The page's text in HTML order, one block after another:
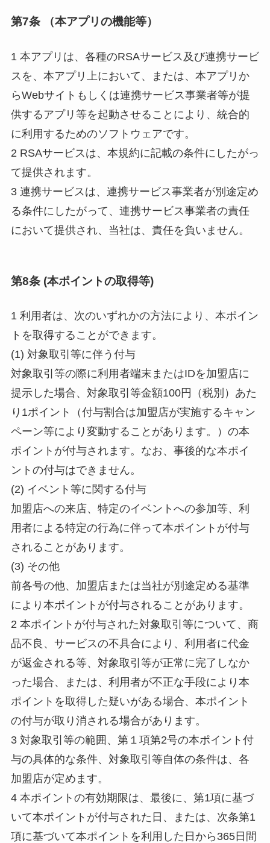
第7条 （本アプリの機能等）
1 本アプリは、各種のRSAサービス及び連携サービ
スを、本アプリ上において、または、本アプリか
らWebサイトもしくは連携サービス事業者等が提
供するアプリ等を起動させることにより、統合的
に利用するためのソフトウェアです。
2 RSAサービスは、本規約に記載の条件にしたがっ
て提供されます。
3 連携サービスは、連携サービス事業者が別途定め
る条件にしたがって、連携サービス事業者の責任
において提供され、当社は、責任を負いません。
第8条 (本ポイントの取得等)
1 利用者は、次のいずれかの方法により、本ポイン
トを取得することができます。
(1) 対象取引等に伴う付与
対象取引等の際に利用者端末またはIDを加盟店に
提示した場合、対象取引等金額100円（税別）あた
り1ポイント（付与割合は加盟店が実施するキャン
ペーン等により変動することがあります。）の本
ポイントが付与されます。なお、事後的な本ポイ
ントの付与はできません。
(2) イベント等に関する付与
加盟店への来店、特定のイベントへの参加等、利
用者による特定の行為に伴って本ポイントが付与
されることがあります。
(3) その他
前各号の他、加盟店または当社が別途定める基準
により本ポイントが付与されることがあります。
2 本ポイントが付与された対象取引等について、商
品不良、サービスの不具合により、利用者に代金
が返金される等、対象取引等が正常に完了しなか
った場合、または、利用者が不正な手段により本
ポイントを取得した疑いがある場合、本ポイント
の付与が取り消される場合があります。
3 対象取引等の範囲、第１項第2号の本ポイント付
与の具体的な条件、対象取引等自体の条件は、各
加盟店が定めます。
4 本ポイントの有効期限は、最後に、第1項に基づ
いて本ポイントが付与された日、または、次条第1
項に基づいて本ポイントを利用した日から365日間